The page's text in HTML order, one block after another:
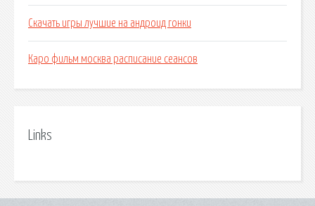
Скачать игры лучшие на андроид гонки
Каро фильм москва расписание сеансов
Links